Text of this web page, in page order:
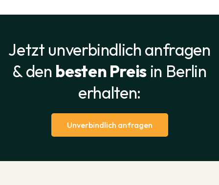
Jetzt unverbindlich anfragen
& den besten Preis in Berlin
erhalten:
Unverbindlich anfragen